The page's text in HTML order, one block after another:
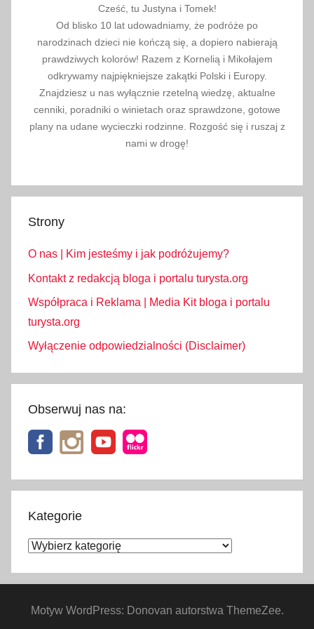
Cześć, tu Justyna i Tomek!
Od blisko 10 lat udowadniamy, że podróże po
narodzinach dzieci nie kończą się, a dopiero nabierają
prawdziwych kolorów! Razem z Kornelią i Mikołajem
odkrywamy najpiękniejsze zakątki Polski i Europy.
Znajdziesz u nas wyłącznie rzetelną wiedzę, aktualne
cenniki, poradniki o winietach oraz sprawdzone, gotowe
plany na udane wycieczki rodzinne. Rozgość się i ruszaj z
nami w drogę!
Strony
O nas | Kim jesteśmy i jak podróżujemy?
Kontakt z redakcją bloga i portalu turysta.org
Współpraca i Reklama | Media Kit bloga i portalu
turysta.org
Wyłączenie odpowiedzialności (Disclaimer)
Obserwuj nas na:
Kategorie
Kategorie
Motyw WordPress: Donovan autorstwa ThemeZee.